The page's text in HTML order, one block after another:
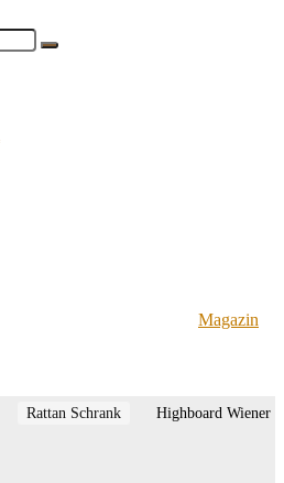
Magazin
Rattan Schrank
Highboard Wiener